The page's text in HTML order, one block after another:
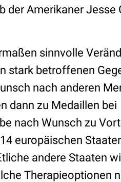
der Amerikaner Jesse
sinnvolle
stark betroffenen
nach anderen
dann zu Medaillen bei
nach Wunsch zu
europäischen
andere Staaten
Therapieoptionen